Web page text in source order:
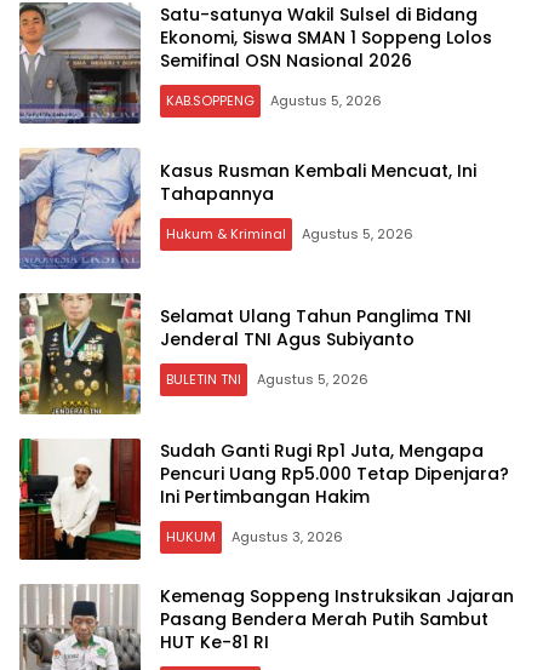
Satu-satunya Wakil Sulsel di Bidang
Ekonomi, Siswa SMAN 1 Soppeng Lolos
Semifinal OSN Nasional 2026
KAB.SOPPENG Agustus 5, 2026
Kasus Rusman Kembali Mencuat, Ini
Tahapannya
Hukum & Kriminal Agustus 5, 2026
Selamat Ulang Tahun Panglima TNI
Jenderal TNI Agus Subiyanto
BULETIN TNI Agustus 5, 2026
Sudah Ganti Rugi Rp1 Juta, Mengapa
Pencuri Uang Rp5.000 Tetap Dipenjara?
Ini Pertimbangan Hakim
HUKUM Agustus 3, 2026
Kemenag Soppeng Instruksikan Jajaran
Pasang Bendera Merah Putih Sambut
HUT Ke-81 RI